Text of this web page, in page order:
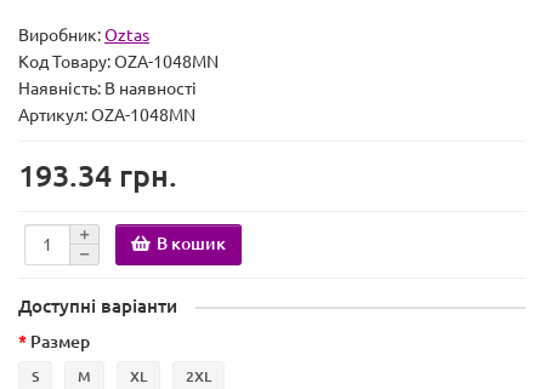
Виробник:Oztas
Код Товару:OZA-1048MN
Наявність: В наявності
Артикул: OZA-1048MN
193.34 грн.
В кошик
Доступні варіанти
Размер
S M XL 2XL